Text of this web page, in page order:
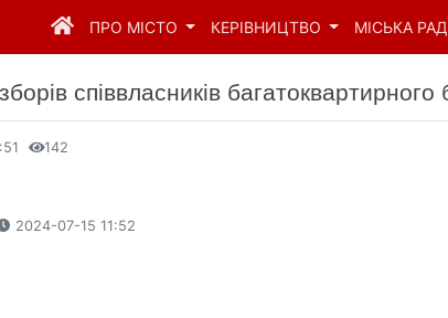
ПРО МІСТО КЕРІВНИЦТВО МІСЬКА
співвласників
142
2024-07-15 11:52